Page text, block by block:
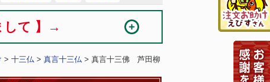
して 】→
> 十三仏 > 真言十三仏 > 真言十三佛 芦田柳